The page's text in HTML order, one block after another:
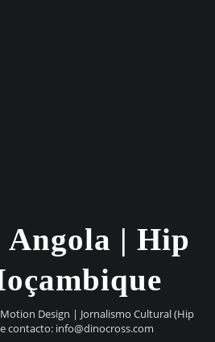
| Hip
Design | Jornalismo Cultural (Hip
contacto: info@dinocross.com